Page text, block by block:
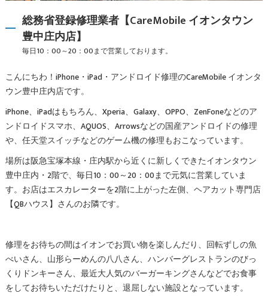
総務省登録修理業者【CareMobile イオンタウン
豊中庄内店】
毎日10：00～20：00まで営業しております。
こんにちわ！iPhone・iPad・アンドロイド修理のCareMobile イオンタ
ウン豊中庄内店です。
iPhone、iPadはもちろん、Xperia、Galaxy、OPPO、ZenFoneなどのア
ンドロイドスマホ、AQUOS、Arrowsなどの国産アンドロイドの修理
や、任天堂スイッチなどのゲーム機の修理もおこなっています。
場所は阪急宝塚本線・庄内駅から近くに新しくできたイオンタウン
豊中庄内・2階で、毎日10：00～20：00まで元気に営業していま
す。お店はエスカレーターを2階に上がった左側、ヘアカット専門店
【QBハウス】さんのお隣です。
修理をお待ちの間はイオンでお買い物を楽しんだり、回転ずしの魚
べいさん、山形らーめんの八八さん、ハンバーグレストランのびっ
くりドンキーさん、最近大人気のバーガーキングさんなどでお食事
をしてお待ちいただけたりと、退屈しない施設となっています。